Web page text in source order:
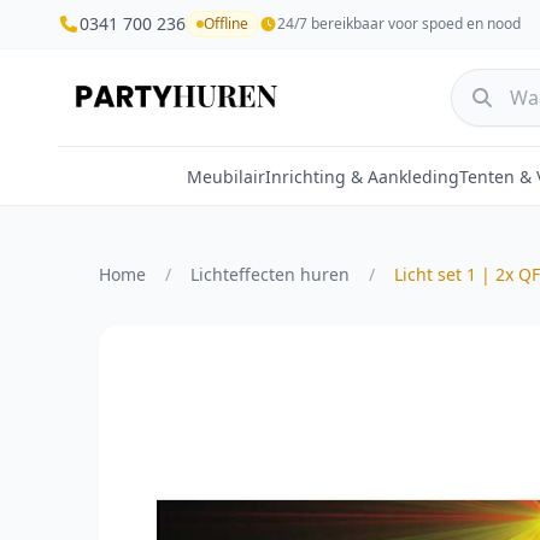
0341 700 236 Offline 24/7 bereikbaar voor spoed en nood
MeubilairInrichting & AankledingTenten &
Home / Lichteffecten huren / Licht set 1 | 2x